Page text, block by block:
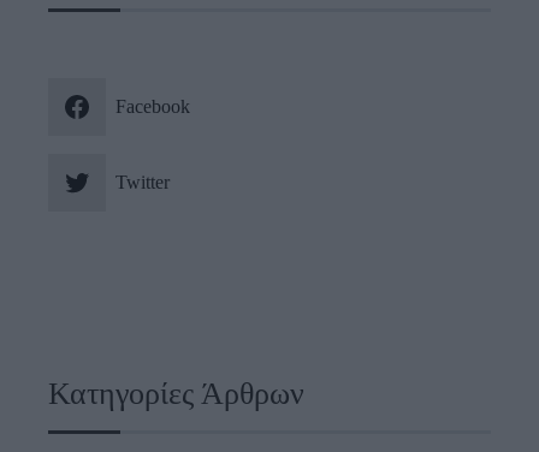
Facebook
Twitter
Κατηγορίες Άρθρων